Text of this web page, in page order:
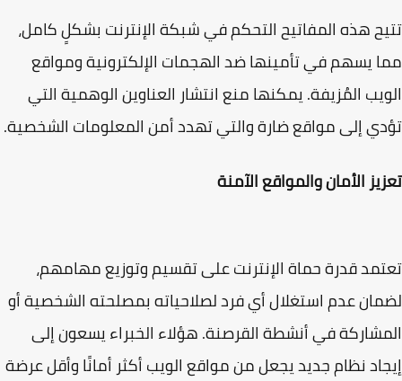
هذه المفاتيح التحكم في شبكة الإنترنت بشكلٍ كامل،
يسهم في تأمينها ضد الهجمات الإلكترونية ومواقع
المُزيفة. يمكنها منع انتشار العناوين الوهمية التي
إلى مواقع ضارة والتي تهدد أمن المعلومات الشخصية.
الأمان والمواقع الآمنة
قدرة حماة الإنترنت على تقسيم وتوزيع مهامهم،
عدم استغلال أي فرد لصلاحياته بمصلحته الشخصية أو
في أنشطة القرصنة. هؤلاء الخبراء يسعون إلى
نظام جديد يجعل من مواقع الويب أكثر أمانًا وأقل عرضة